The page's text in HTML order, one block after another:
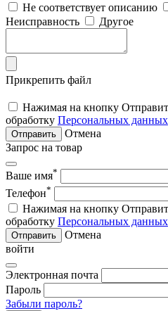
Не соответствует описанию
Неисправность
Другое
Прикрепить файл
Нажимая на кнопку
обработку Персональных данных
Отправить
Отмена
Запрос на товар
Ваше имя*
Телефон*
Нажимая на кнопку
обработку Персональных данных
Отправить
Отмена
войти
Электронная почта
Пароль
Забыли пароль?